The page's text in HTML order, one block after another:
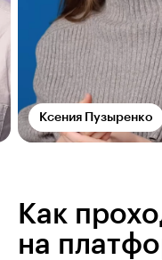
Ксения Пузыренко
Как
на